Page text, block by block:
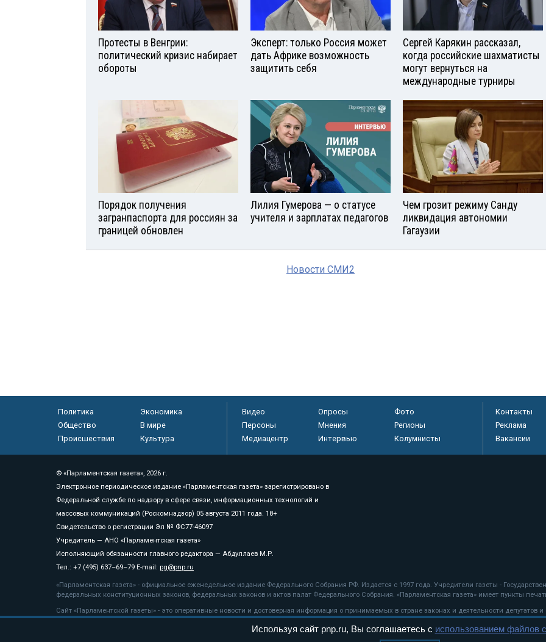
Протесты в Венгрии:
политический кризис набирает
обороты
Эксперт: только Россия может
дать Африке возможность
защитить себя
Сергей Карякин рассказал,
когда российские шахматисты
могут вернуться на
международные турниры
Порядок получения
загранпаспорта для россиян за
границей обновлен
Лилия Гумерова — о статусе
учителя и зарплатах педагогов
Чем грозит режиму Санду
ликвидация автономии
Гагаузии
Новости СМИ2
Политика
Экономика
Общество
В мире
Происшествия
Культура
Видео Опросы
Фото
Персоны
Мнения
Регионы
Медиацентр
Интервью Колумнисты
Контакты
Реклама
Вакансии
© «Парламентская газета», 2026 г.
Электронное периодическое издание «Парламентская газета» зарегистрировано в
Федеральной службе по надзору в сфере связи, информационных технологий и
массовых коммуникаций (Роскомнадзор) 05 августа 2011 года. 18+
Свидетельство о регистрации Эл № ФС77-46097
Учредитель — АНО «Парламентская газета»
Исполняющий обязанности главного редактора — Абдуллаев М.Р.
Тел.: +7 (495) 637–69–79 E-mail: pg@pnp.ru
«Парламентская газета» - официальное еженедельное издание Федерального Собрания РФ. Издается с 1997 года. Учредители газеты -
федеральных конституционных законов, федеральных законов и актов палат Федерального Собрания. «Парламентская газета» имеет пункты
Сайт «Парламентской газеты» - это оперативные новости и достоверная информация о принимаемых в стране законах и деятельности депутатов
«Парламентской газеты» активная ссылка на pnp.ru обязательна.
рекомендательные технологии
Используя сайт pnp.ru, Вы соглашаетесь с использованием файлов